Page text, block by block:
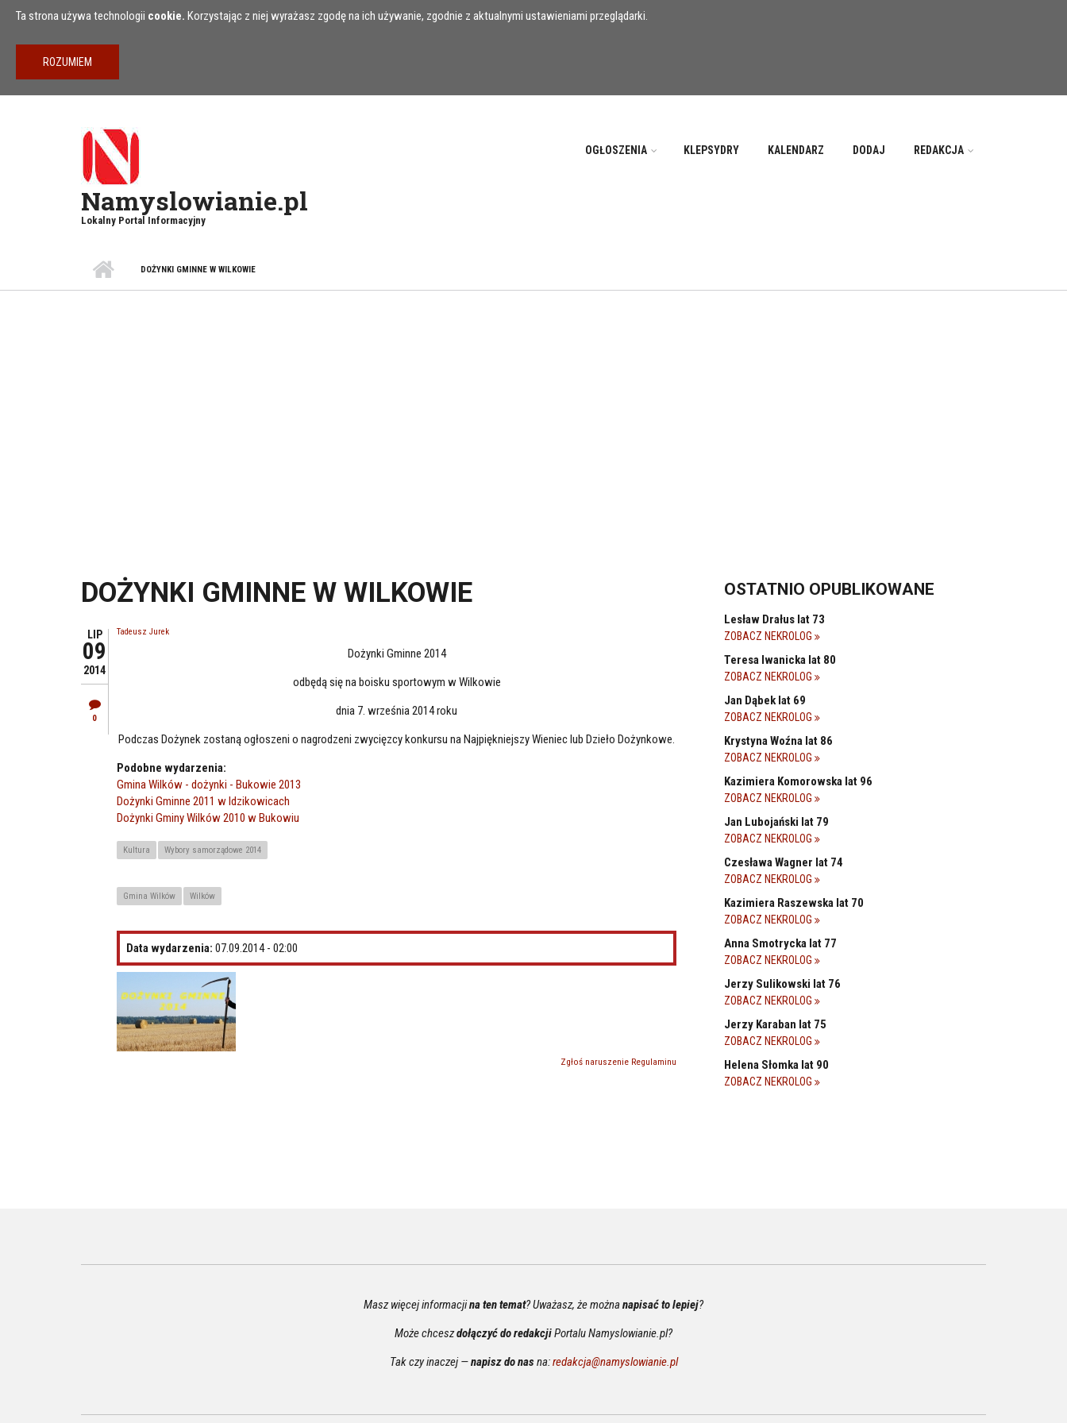
Przejdź do treści
Ta strona używa technologii cookie. Korzystając z niej wyrażasz zgodę na ich używanie, zgodnie z aktualnymi ustawieniami przeglądarki.
Namyslowianie.pl
Lokalny Portal Informacyjny
OGŁOSZENIA KLEPSYDRY KALENDARZ DODAJ REDAKCJA
DOŻYNKI GMINNE W WILKOWIE
DOŻYNKI GMINNE W WILKOWIE
LIP
09
2014
0
Tadeusz Jurek
Dożynki Gminne 2014
odbędą się na boisku sportowym w Wilkowie
dnia 7. września 2014 roku
Podczas Dożynek zostaną ogłoszeni o nagrodzeni zwycięzcy konkursu na Najpiękniejszy Wieniec lub Dzieło Dożynkowe.
Podobne wydarzenia:
Gmina Wilków - dożynki - Bukowie 2013
Dożynki Gminne 2011 w Idzikowicach
Dożynki Gminy Wilków 2010 w Bukowiu
Kultura Wybory samorządowe 2014
Gmina Wilków Wilków
Data wydarzenia: 07.09.2014 - 02:00
Zgłoś naruszenie Regulaminu
OSTATNIO OPUBLIKOWANE
Lesław Drałus lat 73
ZOBACZ NEKROLOG
Teresa Iwanicka lat 80
ZOBACZ NEKROLOG
Jan Dąbek lat 69
ZOBACZ NEKROLOG
Krystyna Woźna lat 86
ZOBACZ NEKROLOG
Kazimiera Komorowska lat 96
ZOBACZ NEKROLOG
Jan Lubojański lat 79
ZOBACZ NEKROLOG
Czesława Wagner lat 74
ZOBACZ NEKROLOG
Kazimiera Raszewska lat 70
ZOBACZ NEKROLOG
Anna Smotrycka lat 77
ZOBACZ NEKROLOG
Jerzy Sulikowski lat 76
ZOBACZ NEKROLOG
Jerzy Karaban lat 75
ZOBACZ NEKROLOG
Helena Słomka lat 90
ZOBACZ NEKROLOG
Masz więcej informacjina ten temat? Uważasz, że możnanapisać to lepiej?
Może chceszdołączyć do redakcjiPortalu Namyslowianie.pl?
Tak czy inaczej —napisz do nasna:redakcja@namyslowianie.pl